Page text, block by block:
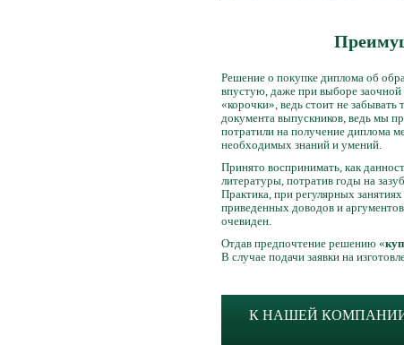
Решение о покупке диплома об
впустую, даже при выборе
«корочки», ведь стоит не
документа выпускников, ведь мы
потратили на получение диплома
необходимых знаний и умений.
Принято воспринимать, как
литературы, потратив годы на
Практика, при регулярных
приведенных доводов и
очевиден.
Отдав предпочтение решению «
В случае подачи заявки на
К НАШЕЙ